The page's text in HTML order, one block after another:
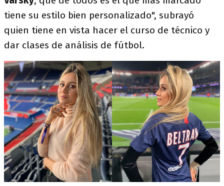
tiene su estilo bien personalizado", subrayó
quien tiene en vista hacer el curso de técnico y
dar clases de análisis de fútbol.